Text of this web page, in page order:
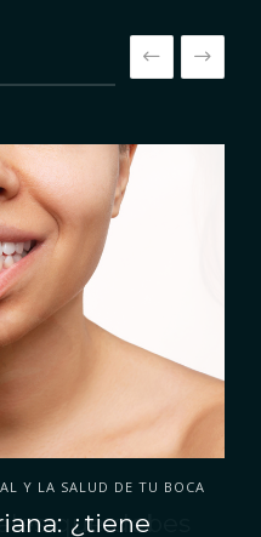
Y LA SALUD DE TU BOCA
¿tiene